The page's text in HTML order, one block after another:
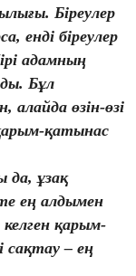
Біреулер
енді біреулер
адамның
Бұл
өзін-өзі
қатынас
да, ұзақ
ең алдымен
қарым-
– ең